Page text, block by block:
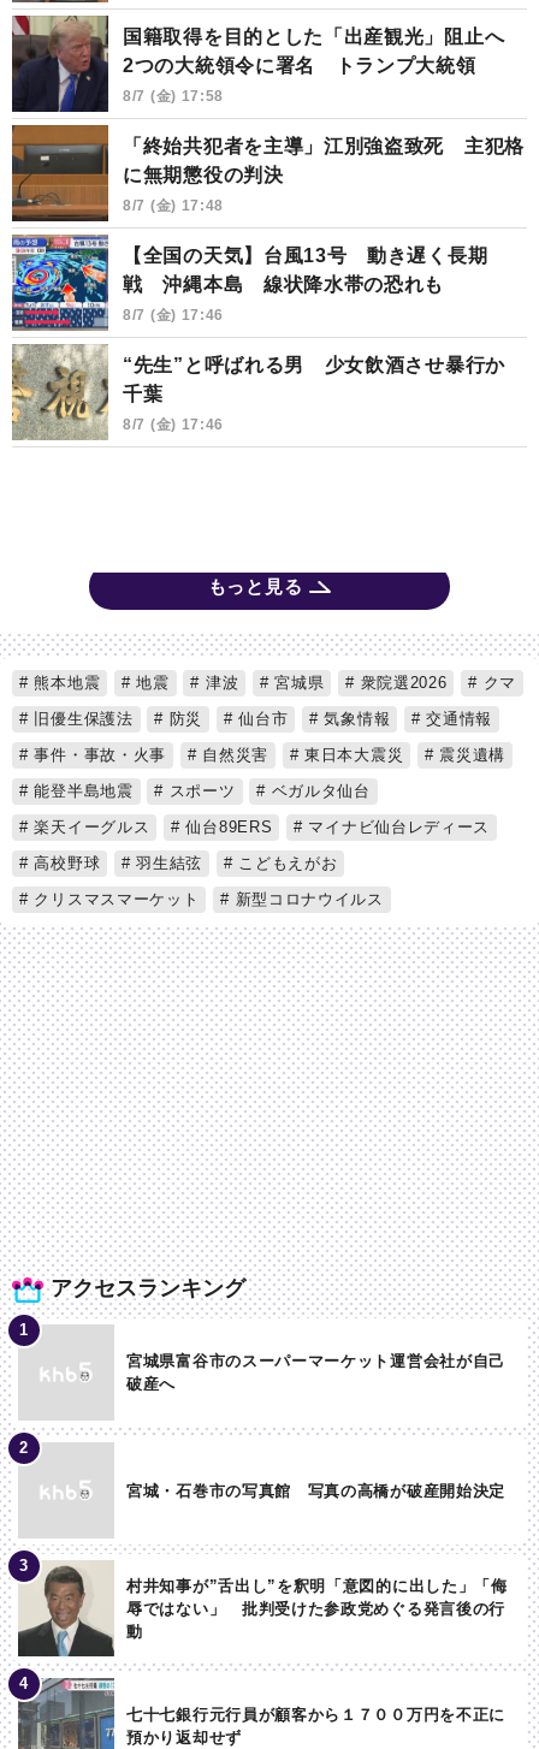
国籍取得を目的とした「出産観光」阻止へ
2つの大統領令に署名 トランプ大統領
8/7 (金) 17:58
「終始共犯者を主導」江別強盗致死 主犯格
に無期懲役の判決
8/7 (金) 17:48
【全国の天気】台風13号 動き遅く長期
戦 沖縄本島 線状降水帯の恐れも
8/7 (金) 17:46
“先生”と呼ばれる男 少女飲酒させ暴行か
千葉
8/7 (金) 17:46
もっと見る
アクセスランキング
宮城県富谷市のスーパーマーケット運営会社が自己
破産へ
宮城・石巻市の写真館 写真の高橋が破産開始決定
村井知事が”舌出し”を釈明「意図的に出した」「侮
辱ではない」 批判受けた参政党めぐる発言後の行
動
七十七銀行元行員が顧客から１７００万円を不正に
預かり返却せず
熊本地震 地震 津波 宮城県 衆院選2026
クマ
旧優生保護法
防災 仙台市 気象情報
交通情報
事件・事故・火事
自然災害 東日本大震災
震災遺構
能登半島地震
スポーツ
ベガルタ仙台
楽天イーグルス
仙台89ERS
マイナビ仙台レディース
高校野球
羽生結弦
こどもえがお
クリスマスマーケット
新型コロナウイルス